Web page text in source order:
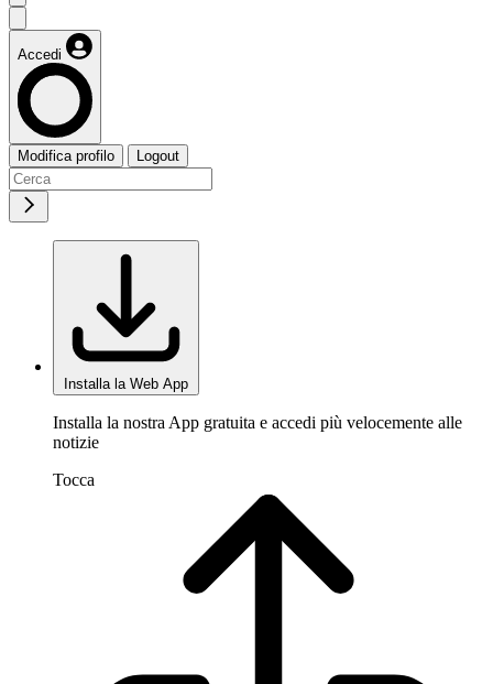
Accedi
Modifica profilo Logout
Installa la Web App
Installa la nostra App gratuita e accedi più velocemente alle
notizie
Tocca